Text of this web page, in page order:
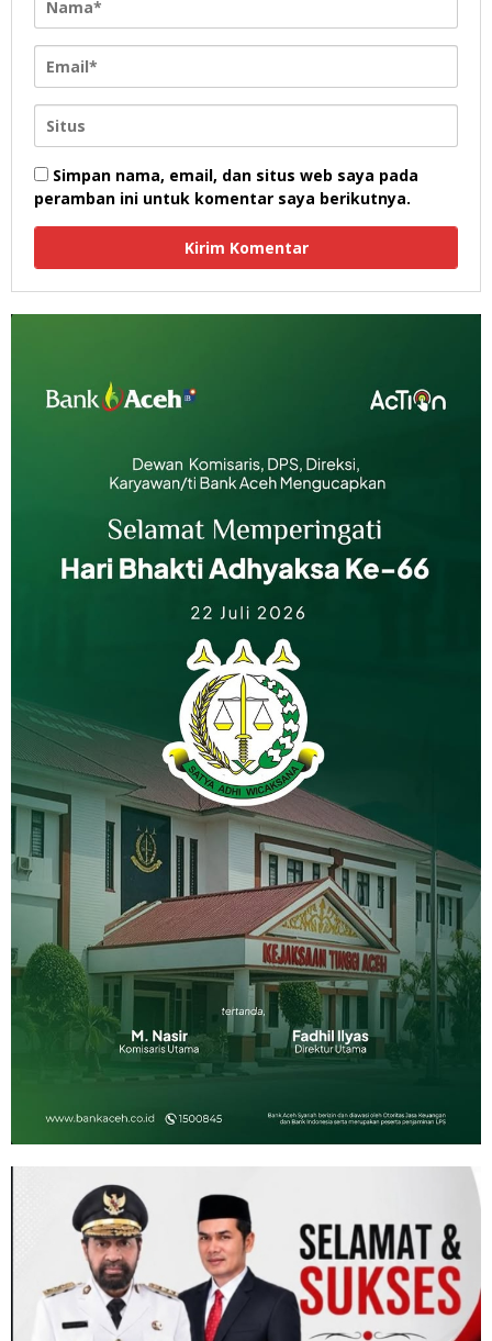
Simpan nama, email, dan situs web saya pada
peramban ini untuk komentar saya berikutnya.